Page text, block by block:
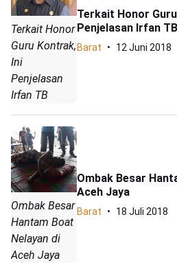
Terkait Honor
Guru Kontrak,
Ini
Penjelasan
Irfan TB
Terkait Honor
Penjelasan Irfan TB
Barat 12 Juni 2018
Ombak Besar
Hantam Boat
Nelayan di
Aceh Jaya
Ombak Besar
Aceh Jaya
Barat 18 Juli 2018